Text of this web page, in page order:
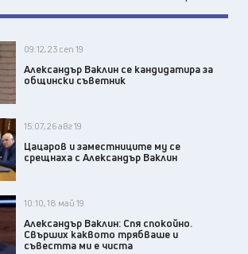
09:12, 23 сеп 19
Aлександър Ваклин се кандидатира за
общински съветник
15:07, 26 авг 19
Цацаров и заместниците му се
срещнаха с Александър Ваклин
10:10, 18 май 19
Александър Ваклин: Спя спокойно.
Свърших каквото трябваше и
съвестта ми е чиста